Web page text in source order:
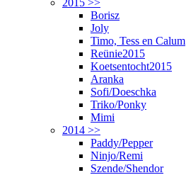
2015 >>
Borisz
Joly
Timo, Tess en Calum
Reünie2015
Koetsentocht2015
Aranka
Sofi/Doeschka
Triko/Ponky
Mimi
2014 >>
Paddy/Pepper
Ninjo/Remi
Szende/Shendor